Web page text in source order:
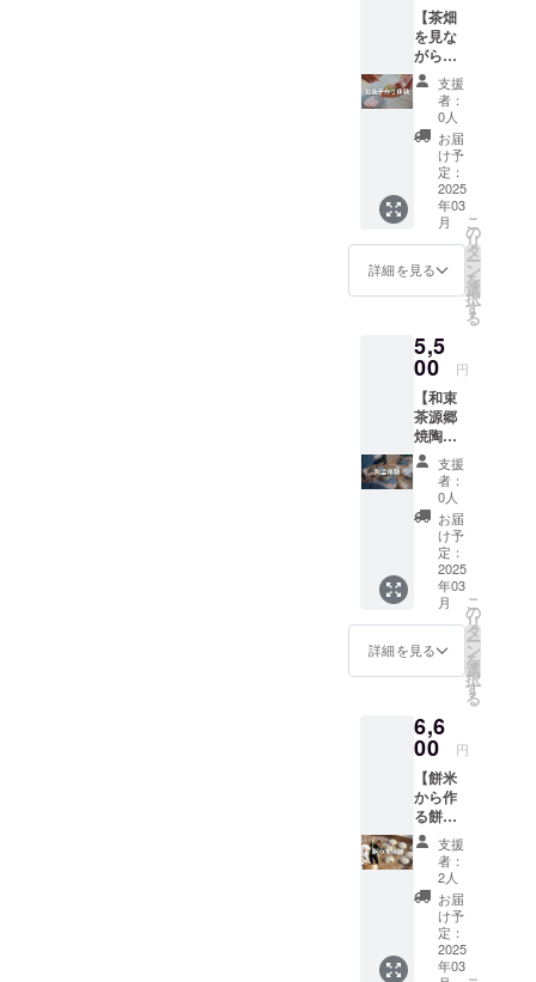
太陽の
煎茶
（春）
：80g
・ほう
じ茶
中炒
り：80g
・松葉
和紅
茶：50g
-----------
---------
名称：
味期
限：１
年 原産
国：日
本 産
地：京
都府和
束町 保
存方
法：高
温多湿
は避け
開封後
はお早
めにお
ださい
薬や肥
料を使
用せ
ず、太
陽と雨
の恵み
だけで
育った
茶畑か
らでき
た、優
しい味
わいの
煎茶と
で温ま
る、他
ではな
い玉露
栽培で
製茶し
た和紅
茶黒玉
露など
おぶぶ
でしか
味わえ
ないお
茶の
セット
です。
・ナ
茶：80g
・ナ
チュラ
ルほう
じ茶：
80g ・
ナチュ
ラル黒
玉露：
50g -----
-----------
称：お
茶 原材
料：荒
【茶畑
を見な
がら、
創作和
菓子つ
くり体
験】 お
ぶぶ×和
束 プ
ロジェ
クト 創
作ねり
きりで
有名な
和束町
で３代
菓子
アー
ティス
トと一
緒に作
るねり
きり創
作和菓
子作り
体験。
茶畑を
眺めな
がら、
あなた
の手の
上で茶
畑と茶
ける特
別な時
間を。
地元企
業さん
とコラ
ボする
ことで
地域の
活性化
をさら
に支援
しま
す。 ・
支援
者：
0人
お届
け予
定：
2025
年03
月
詳細を見る
こ
の
リ
タ
ー
ン
を
選
択
す
る
5,5
00 円
【和束
茶源郷
焼陶芸
体験】
おぶぶ×
和束
プロ
ジェク
在住の
陶芸作
家から
茶畑を
眺めな
がら、
陶芸を
学べる
体験。
講師は
陶芸家
の齋藤
篤子先
生。篤
庵の陶
芸体験
では、
土と
しっか
り向き
合え、
支援
者：
0人
お届
け予
定：
2025
年03
月
詳細を見る
こ
の
リ
タ
ー
ン
を
選
択
す
る
6,6
00 円
【餅米
から作
る餅つ
き＆餅
作り体
験】 お
ぶぶ×和
束 プ
ロジェ
クト 日
本の伝
支援
者：
2人
お届
け予
定：
2025
年03